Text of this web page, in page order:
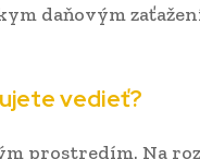
daňovým
vedieť?
prostredím. Na